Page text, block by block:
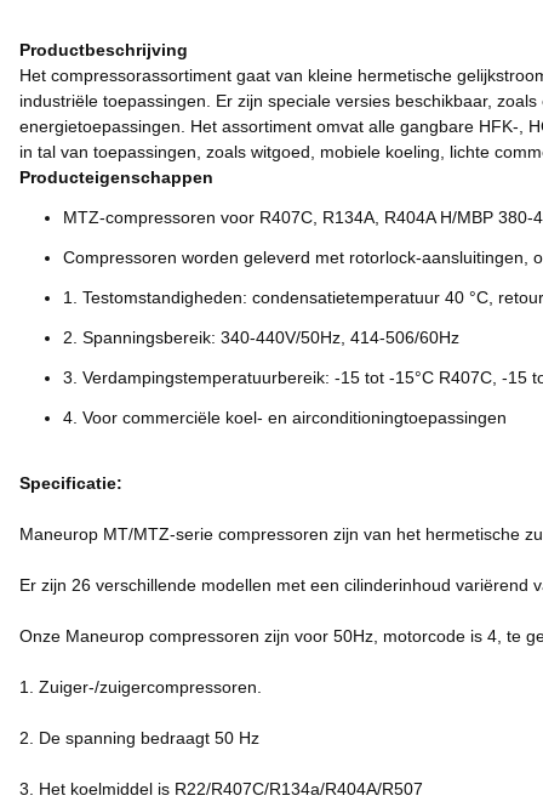
Productbeschrijving
Het compressorassortiment gaat van kleine hermetische
industriële toepassingen. Er zijn speciale versies beschikbaar,
energietoepassingen. Het assortiment omvat alle gangbare HFK-,
in tal van toepassingen, zoals witgoed, mobiele koeling, lichte
Producteigenschappen
MTZ-compressoren voor R407C, R134A, R404A H/MBP 380-
Compressoren worden geleverd met rotorlock-aansluitingen,
1. Testomstandigheden: condensatietemperatuur 40 °C,
2. Spanningsbereik: 340-440V/50Hz, 414-506/60Hz
3. Verdampingstemperatuurbereik: -15 tot -15°C R407C, -15
4. Voor commerciële koel- en airconditioningtoepassingen
Specificatie:
Maneurop MT/MTZ-serie compressoren zijn van het hermetische
Er zijn 26 verschillende modellen met een cilinderinhoud variërend
Onze Maneurop compressoren zijn voor 50Hz, motorcode is 4, te
1. Zuiger-/zuigercompressoren.
2. De spanning bedraagt ​​50 Hz
3. Het koelmiddel is R22/R407C/R134a/R404A/R507